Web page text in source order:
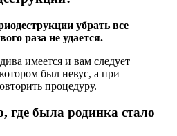
убрать все
раза не удается.
имеется и вам следует
был невус, а при
процедуру.
где была родинка стало